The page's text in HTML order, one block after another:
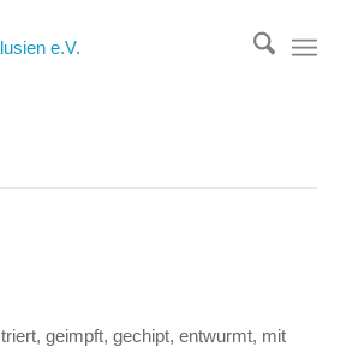
geimpft, gechipt, entwurmt, mit